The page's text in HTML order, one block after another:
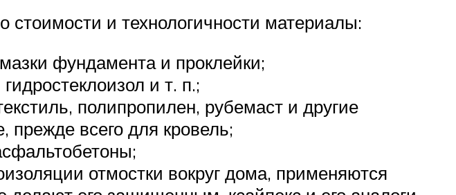
и технологичности материалы:
фундамента и проклейки;
и т. п.;
полипропилен, рубемаст и другие
всего для кровель;
отмостки вокруг дома, применяются